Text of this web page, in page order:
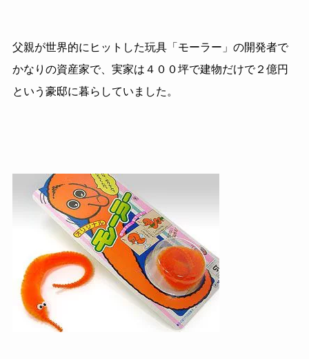
父親が世界的にヒットした玩具「モーラー」の開発者で
かなりの資産家で、実家は４００坪で建物だけで２億円
という 豪邸に暮らしていました。